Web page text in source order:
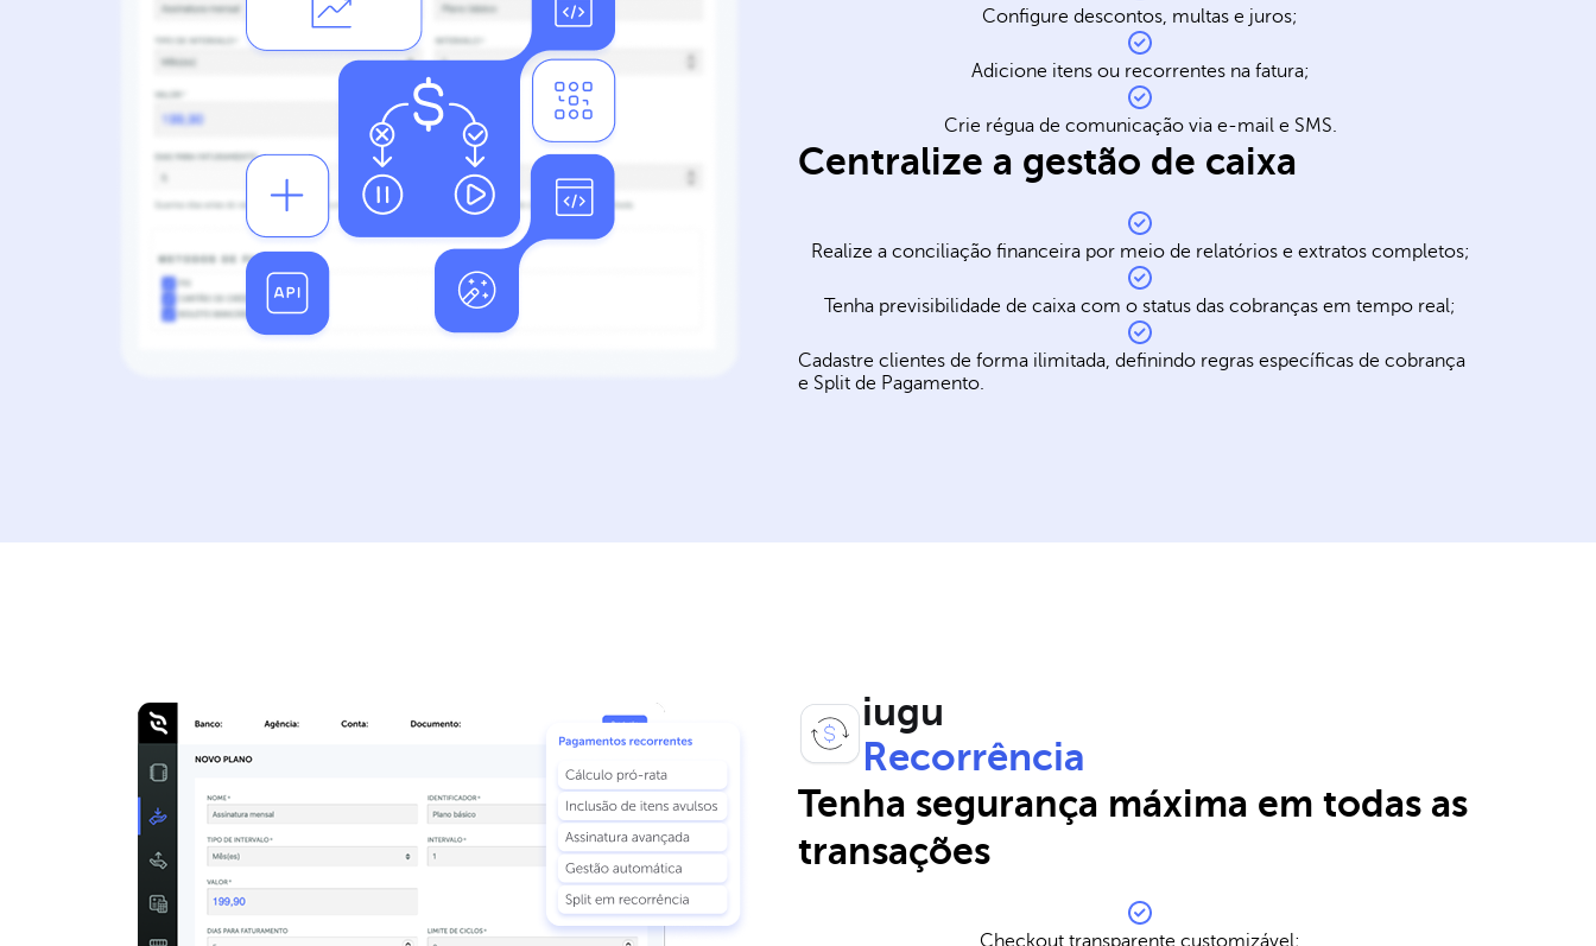
Configure descontos, multas e juros;
Adicione itens ou recorrentes na fatura;
Crie régua de comunicação via e-mail e SMS.
Centralize a gestão de caixa
Realize a conciliação financeira por meio de relatórios e extratos completos;
Tenha previsibilidade de caixa com o status das cobranças em tempo real;
Cadastre clientes de forma ilimitada, definindo regras específicas de cobrança
e Split de Pagamento.
iugu
Recorrência
Tenha segurança máxima em todas as
transações
Checkout transparente customizável;